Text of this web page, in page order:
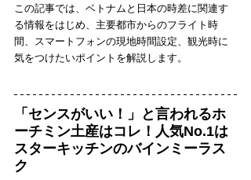
この記事では、ベトナムと日本の時差に関連す
る情報をはじめ、主要都市からのフライト時
間、スマートフォンの現地時間設定、観光時に
気をつけたいポイントを解説します。
「センスがいい！」と言われるホ
ーチミン土産はコレ！人気No.1は
スターキッチンのバインミーラス
ク